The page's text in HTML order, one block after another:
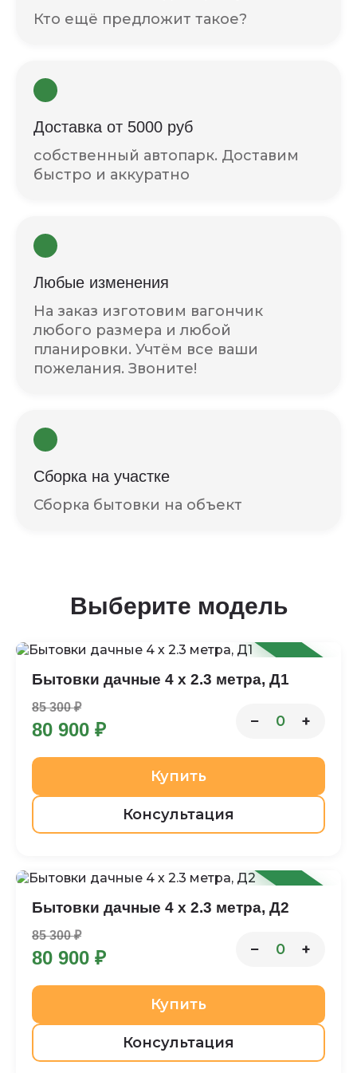
Кто ещё предложит такое?
Доставка от 5000 руб
собственный автопарк. Доставим
быстро и аккуратно
Любые изменения
На заказ изготовим вагончик
любого размера и любой
планировки. Учтём все ваши
пожелания. Звоните!
Сборка на участке
Сборка бытовки на объект
Выберите модель
-5%
Бытовки дачные 4 х 2.3 метра, Д1
85 300 ₽
80 900 ₽ − 0 +
Купить
Консультация
-5%
Бытовки дачные 4 х 2.3 метра, Д2
85 300 ₽
80 900 ₽ − 0 +
Купить
Консультация